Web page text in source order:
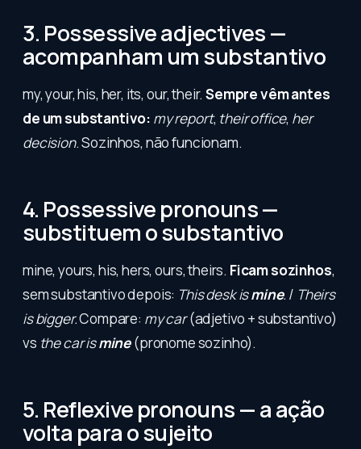
3. Possessive adjectives —
acompanham um substantivo
my, your, his, her, its, our, their.Sempre vêm antes
de um substantivo: my report, their office, her
decision. Sozinhos, não funcionam.
4. Possessive pronouns —
substituem o substantivo
mine, yours, his, hers, ours, theirs. Ficam sozinhos,
sem substantivo depois: This desk ismine. / Theirs
is bigger.Compare: my car(adjetivo + substantivo)
vs the car ismine(pronome sozinho).
5. Reflexive pronouns — a ação
volta para o sujeito